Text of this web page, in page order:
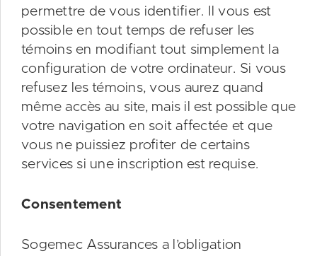
permettre de vous identifier. Il vous est
possible en tout temps de refuser les
témoins en modifiant tout simplement la
configuration de votre ordinateur. Si vous
refusez les témoins, vous aurez quand
même accès au site, mais il est possible que
votre navigation en soit affectée et que
vous ne puissiez profiter de certains
services si une inscription est requise.
Consentement
Sogemec Assurances a l’obligation